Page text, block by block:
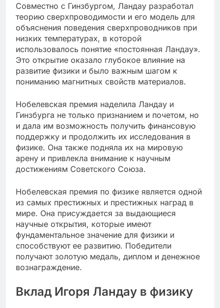
Совместно с Гинзбургом, Ландау разработал
теорию сверхпроводимости и его модель для
объяснения поведения сверхпроводников при
низких температурах, в которой
использовалось понятие «постоянная Ландау».
Это открытие оказало глубокое влияние на
развитие физики и было важным шагом к
пониманию магнитных свойств материалов.
Нобелевская премия наделила Ландау и
Гинзбурга не только признанием и почетом, но
и дала им возможность получить финансовую
поддержку и продолжить их исследования в
физике. Она также подняла их на мировую
арену и привлекла внимание к научным
достижениям Советского Союза.
Нобелевская премия по физике является одной
из самых престижных и престижных наград в
мире. Она присуждается за выдающиеся
научные открытия, которые имеют
фундаментальное значение для физики и
способствуют ее развитию. Победители
получают золотую медаль, диплом и денежное
вознаграждение.
Вклад Игоря Ландау в физику